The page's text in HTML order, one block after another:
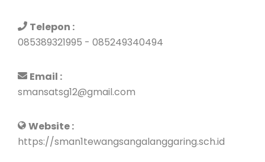
Telepon :
085389321995 - 085249340494
Email :
smansatsg12@gmail.com
Website :
https://sman1tewangsangalanggaring.sch.id